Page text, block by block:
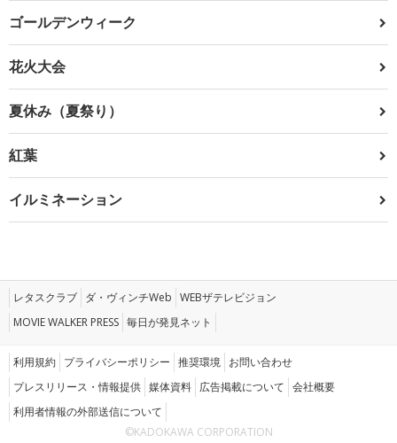
ゴールデンウィーク
花火大会
夏休み（夏祭り）
紅葉
イルミネーション
レタスクラブ ダ・ヴィンチWeb WEBザテレビジョン
MOVIE WALKER PRESS 毎日が発見ネット
利用規約 プライバシーポリシー 推奨環境 お問い合わせ
プレスリリース・情報提供 媒体資料 広告掲載について 会社概要
利用者情報の外部送信について
©KADOKAWA CORPORATION